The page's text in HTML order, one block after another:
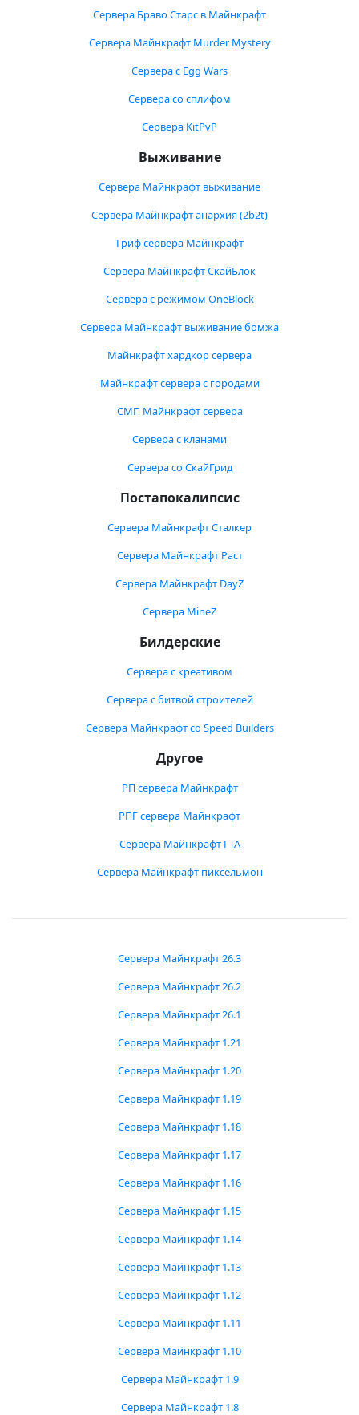
Сервера Браво Старс в Майнкрафт
Сервера Майнкрафт Murder Mystery
Сервера с Egg Wars
Сервера со сплифом
Сервера KitPvP
Выживание
Сервера Майнкрафт выживание
Сервера Майнкрафт анархия (2b2t)
Гриф сервера Майнкрафт
Сервера Майнкрафт СкайБлок
Сервера с режимом OneBlock
Сервера Майнкрафт выживание бомжа
Майнкрафт хардкор сервера
Майнкрафт сервера с городами
СМП Майнкрафт сервера
Сервера с кланами
Сервера со СкайГрид
Постапокалипсис
Сервера Майнкрафт Сталкер
Сервера Майнкрафт Раст
Сервера Майнкрафт DayZ
Сервера MineZ
Билдерские
Сервера с креативом
Сервера с битвой строителей
Сервера Майнкрафт со Speed Builders
Другое
РП сервера Майнкрафт
РПГ сервера Майнкрафт
Сервера Майнкрафт ГТА
Сервера Майнкрафт пиксельмон
Сервера Майнкрафт 26.3
Сервера Майнкрафт 26.2
Сервера Майнкрафт 26.1
Сервера Майнкрафт 1.21
Сервера Майнкрафт 1.20
Сервера Майнкрафт 1.19
Сервера Майнкрафт 1.18
Сервера Майнкрафт 1.17
Сервера Майнкрафт 1.16
Сервера Майнкрафт 1.15
Сервера Майнкрафт 1.14
Сервера Майнкрафт 1.13
Сервера Майнкрафт 1.12
Сервера Майнкрафт 1.11
Сервера Майнкрафт 1.10
Сервера Майнкрафт 1.9
Сервера Майнкрафт 1.8